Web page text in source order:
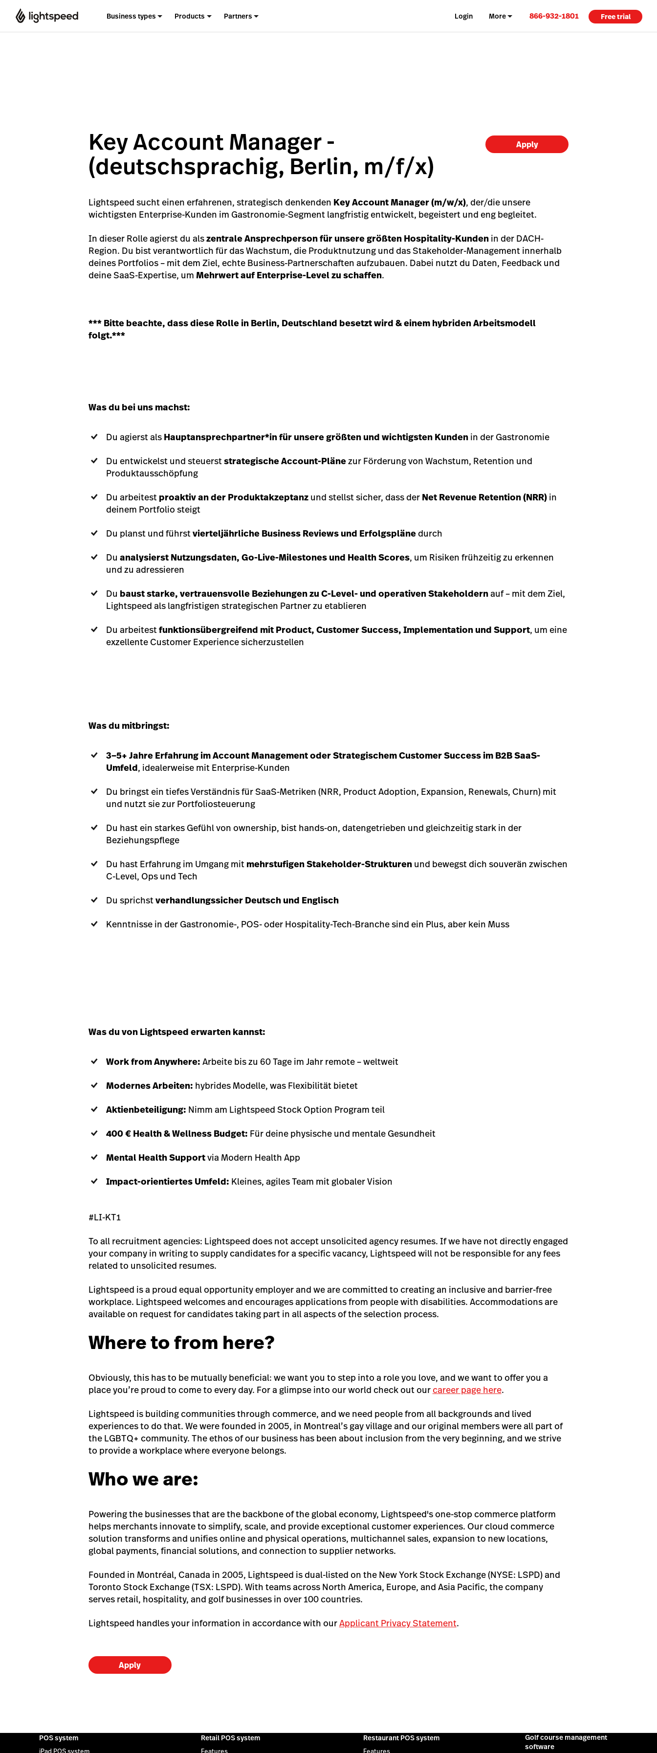
Business types Products Partners Login More 866-932-1801 Free trial
Key Account Manager -
(deutschsprachig, Berlin, m/f/x)
Apply
Lightspeed sucht einen erfahrenen, strategisch denkenden Key Account Manager (m/w/x), der/die unsere
wichtigsten Enterprise-Kunden im Gastronomie-Segment langfristig entwickelt, begeistert und eng begleitet.
In dieser Rolle agierst du alszentrale Ansprechperson für unsere größten Hospitality-Kundenin der DACH-
Region. Du bist verantwortlich für das Wachstum, die Produktnutzung und das Stakeholder-Management innerhalb
deines Portfolios – mit dem Ziel, echte Business-Partnerschaften aufzubauen. Dabei nutzt du Daten, Feedback und
deine SaaS-Expertise, um Mehrwert auf Enterprise-Level zu schaffen.
*** Bitte beachte, dass diese Rolle in Berlin, Deutschland besetzt wird & einem hybriden Arbeitsmodell
folgt.***
Was du bei uns machst:
Du agierst als Hauptansprechpartner*in für unsere größten und wichtigsten Kundenin der Gastronomie
Du entwickelst und steuerststrategische Account-Plänezur Förderung von Wachstum, Retention und
Produktausschöpfung
Du arbeitest proaktiv an der Produktakzeptanzund stellst sicher, dass der Net Revenue Retention (NRR)in
deinem Portfolio steigt
Du planst und führstvierteljährliche Business Reviews und Erfolgsplänedurch
Du analysierst Nutzungsdaten, Go-Live-Milestones und Health Scores, um Risiken frühzeitig zu erkennen
und zu adressieren
Du baust starke, vertrauensvolle Beziehungen zu C-Level- und operativen Stakeholdernauf – mit dem Ziel,
Lightspeed als langfristigen strategischen Partner zu etablieren
Du arbeitestfunktionsübergreifend mit Product, Customer Success, Implementation und Support, um eine
exzellente Customer Experience sicherzustellen
Was du mitbringst:
3–5+ Jahre Erfahrung im Account Management oder Strategischem Customer Success im B2B SaaS-
Umfeld, idealerweise mit Enterprise-Kunden
Du bringst ein tiefes Verständnis für SaaS-Metriken (NRR, Product Adoption, Expansion, Renewals, Churn) mit
und nutzt sie zur Portfoliosteuerung
Du hast ein starkes Gefühl von ownership, bist hands-on, datengetrieben und gleichzeitig stark in der
Beziehungspflege
Du hast Erfahrung im Umgang mit mehrstufigen Stakeholder-Strukturenund bewegst dich souverän zwischen
C-Level, Ops und Tech
Du sprichstverhandlungssicher Deutsch und Englisch
Kenntnisse in der Gastronomie-, POS- oder Hospitality-Tech-Branche sind ein Plus, aber kein Muss
Was du von Lightspeed erwarten kannst:
Work from Anywhere: Arbeite bis zu 60 Tage im Jahr remote – weltweit
Modernes Arbeiten: hybrides Modelle, was Flexibilität bietet
Aktienbeteiligung: Nimm am Lightspeed Stock Option Program teil
400 € Health & Wellness Budget: Für deine physische und mentale Gesundheit
Mental Health Supportvia Modern Health App
Impact-orientiertes Umfeld: Kleines, agiles Team mit globaler Vision
#LI-KT1
To all recruitment agencies: Lightspeed does not accept unsolicited agency resumes. If we have not directly engaged
your company in writing to supply candidates for a specific vacancy, Lightspeed will not be responsible for any fees
related to unsolicited resumes.
Lightspeed is a proud equal opportunity employer and we are committed to creating an inclusive and barrier-free
workplace. Lightspeed welcomes and encourages applications from people with disabilities. Accommodations are
available on request for candidates taking part in all aspects of the selection process.
Where to from here?
Obviously, this has to be mutually beneficial: we want you to step into a role you love, and we want to offer you a
place you’re proud to come to every day. For a glimpse into our world check out our career page here.
Lightspeed is building communities through commerce, and we need people from all backgrounds and lived
experiences to do that. We were founded in 2005, in Montreal’s gay village and our original members were all part of
the LGBTQ+ community. The ethos of our business has been about inclusion from the very beginning, and we strive
to provide a workplace where everyone belongs.
Who we are:
Powering the businesses that are the backbone of the global economy, Lightspeed's one-stop commerce platform
helps merchants innovate to simplify, scale, and provide exceptional customer experiences. Our cloud commerce
solution transforms and unifies online and physical operations, multichannel sales, expansion to new locations,
global payments, financial solutions, and connection to supplier networks.
Founded in Montréal, Canada in 2005, Lightspeed is dual-listed on the New York Stock Exchange (NYSE: LSPD) and
Toronto Stock Exchange (TSX: LSPD). With teams across North America, Europe, and Asia Pacific, the company
serves retail, hospitality, and golf businesses in over 100 countries.
Lightspeed handles your information in accordance with ourApplicant Privacy Statement.
Apply
POS system Retail POS system Restaurant POS system
Golf course management
software